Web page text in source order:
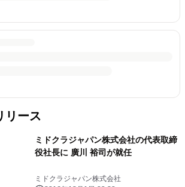
リース
ミドクラジャパン株式会社の代表取締
役社長に 廣川 裕司が就任
ミドクラジャパン株式会社